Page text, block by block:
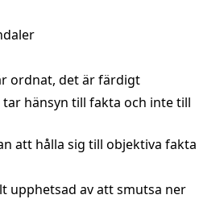
ordnat, det är färdigt
hänsyn till fakta och inte till
att hålla sig till objektiva fakta
upphetsad av att smutsa ner